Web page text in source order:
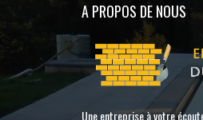
A PROPOS DE NOUS
Une entreprise à votre